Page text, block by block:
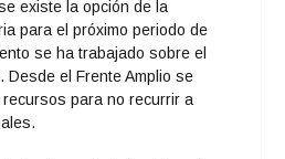
existe la opción de la
para el próximo periodo de
se ha trabajado sobre el
Desde el Frente Amplio se
para no recurrir a